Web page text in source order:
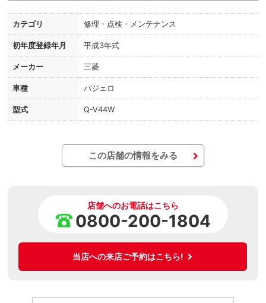
カテゴリ 修理・点検・メンテナンス
初年度登録年月 平成3年式
メーカー 三菱
車種 パジェロ
型式 Q-V44W
この店舗の情報をみる
店舗へのお電話はこちら
0800-200-1804
当店への来店ご予約はこちら!